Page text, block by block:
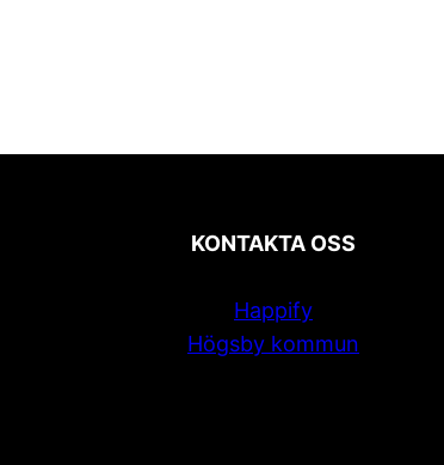
KONTAKTA OSS
Happify
Högsby kommun